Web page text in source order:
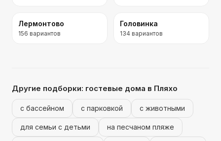
Лермонтово
156 вариантов
Головинка
134 вариантов
Другие подборки: гостевые дома в Пляхо
с бассейном с парковкой с животными
для семьи с детьми на песчаном пляже